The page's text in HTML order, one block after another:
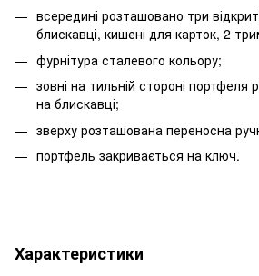
всередині розташовано три
блискавці, кишені для карток, 2
фурнітура сталевого кольору;
зовні на тильній стороні портфеля
на блискавці;
зверху розташована переносна
портфель закривається на ключ.
Характеристики